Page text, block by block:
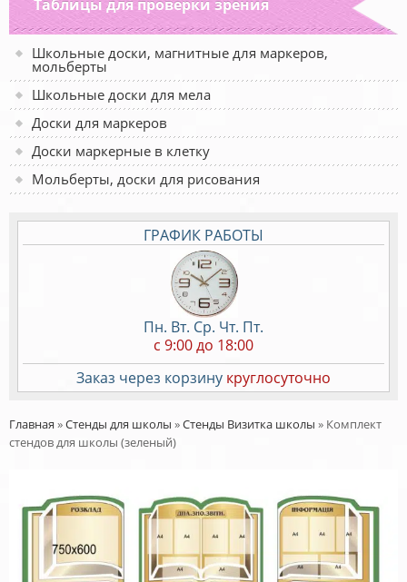
Таблицы для проверки зрения
Школьные доски, магнитные для маркеров,
мольберты
Школьные доски для мела
Доски для маркеров
Доски маркерные в клетку
Мольберты, доски для рисования
ГРАФИК РАБОТЫ
Пн. Вт. Ср. Чт. Пт.
c 9:00 до 18:00
Заказ через корзину круглосуточно
Главная »Стенды для школы »Стенды Визитка школы » Комплект
стендов для школы (зеленый)